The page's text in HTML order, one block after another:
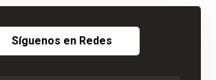
Síguenos en Redes